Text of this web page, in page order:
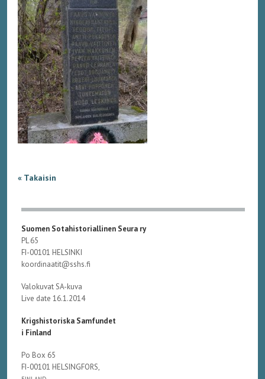
« Takaisin
Suomen Sotahistoriallinen Seura ry
PL 65
FI-00101 HELSINKI
koordinaatit@sshs.fi
Valokuvat SA-kuva
Live date 16.1.2014
Krigshistoriska Samfundet
i Finland
Po Box 65
FI-00101 HELSINGFORS,